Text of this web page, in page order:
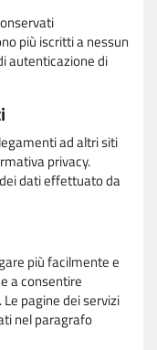
più iscritti a nessun
autenticazione di
ad altri siti
privacy.
dati effettuato da
più facilmente e
a consentire
pagine dei servizi
nel paragrafo